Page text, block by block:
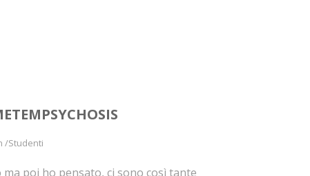
/Studenti
poi ho pensato, ci sono così tante